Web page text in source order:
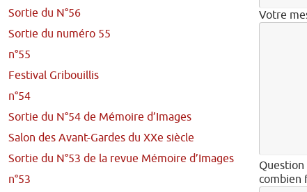
Sortie du N°56
Sortie du numéro 55
n°55
Festival Gribouillis
n°54
Sortie du N°54 de Mémoire d’Images
Salon des Avant-Gardes du XXe siècle
Sortie du N°53 de la revue Mémoire d’Images
n°53
Votre
Question
combien